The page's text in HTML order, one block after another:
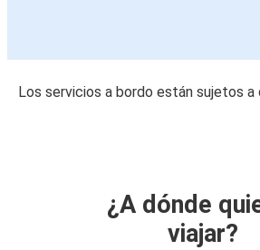
Los servicios a bordo están sujetos a
¿A dónde
viajar?